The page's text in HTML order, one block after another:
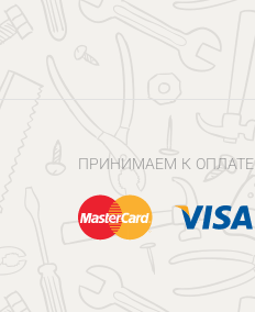
ПРИНИМАЕМ К ОПЛАТЕ